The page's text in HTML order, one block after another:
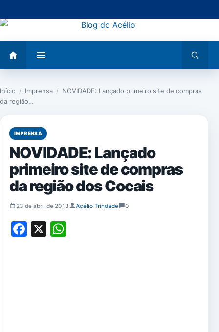
para
conteúdo
menu
busca
Início / Imprensa / NOVIDADE: Lançado primeiro site de compras
da região…
IMPRENSA
NOVIDADE: Lançado
primeiro site de compras
da região dos Cocais
23 de abril de 2013 Acélio Trindade 0
Facebook
X